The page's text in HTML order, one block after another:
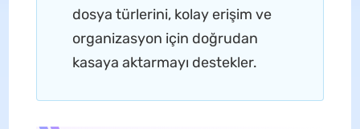
dosya türlerini, kolay erişim ve
organizasyon için doğrudan
kasaya aktarmayı destekler.